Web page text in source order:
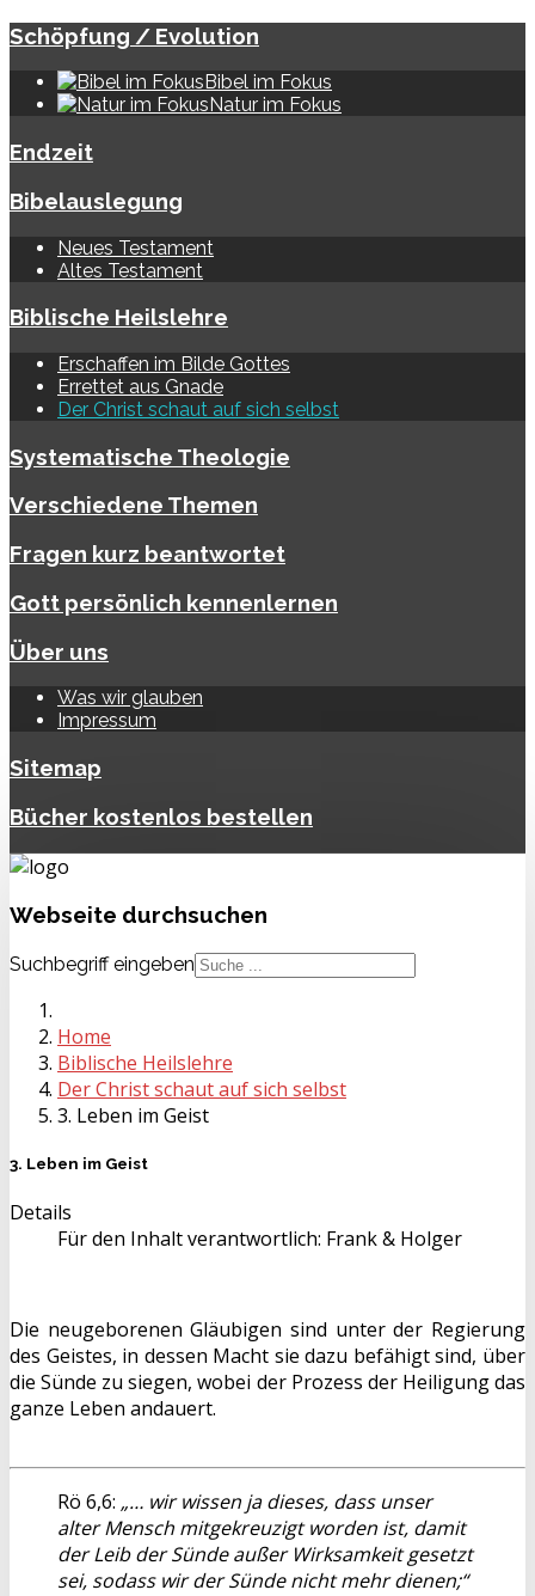
Schöpfung / Evolution
Bibel im Fokus
Natur im Fokus
Endzeit
Bibelauslegung
Neues Testament
Altes Testament
Biblische Heilslehre
Erschaffen im Bilde Gottes
Errettet aus Gnade
Der Christ schaut auf sich selbst
Systematische Theologie
Verschiedene Themen
Fragen kurz beantwortet
Gott persönlich kennenlernen
Über uns
Was wir glauben
Impressum
Sitemap
Bücher kostenlos bestellen
Webseite durchsuchen
Suchbegriff eingeben
Home
Biblische Heilslehre
Der Christ schaut auf sich selbst
3. Leben im Geist
3. Leben im Geist
Details
Für den Inhalt verantwortlich: Frank & Holger
Die neugeborenen Gläubigen sind unter der Regierung
des Geistes, in dessen Macht sie dazu befähigt sind, über
die Sünde zu siegen, wobei der Prozess der Heiligung das
ganze Leben andauert.
Rö 6,6: „… wir wissen ja dieses, dass unser
alter Mensch mitgekreuzigt worden ist, damit
der Leib der Sünde außer Wirksamkeit gesetzt
sei, sodass wir der Sünde nicht mehr dienen;“